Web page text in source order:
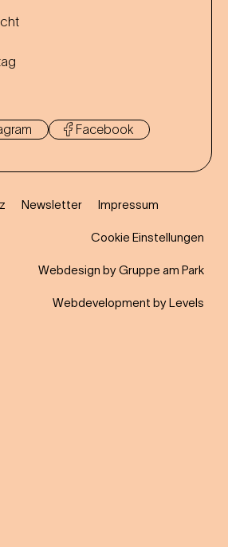
Facebook
Newsletter Impressum
Cookie Einstellungen
Webdesign by Gruppe am Park
Webdevelopment by Levels